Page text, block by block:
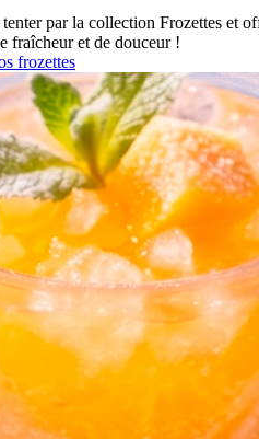
par la collection Frozettes et
fraîcheur et de douceur !
frozettes